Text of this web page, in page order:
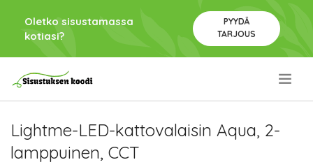
Oletko sisustamassa
kotiasi?
PYYDÄ
TARJOUS
Lightme-LED-kattovalaisin Aqua, 2-
lamppuinen, CCT